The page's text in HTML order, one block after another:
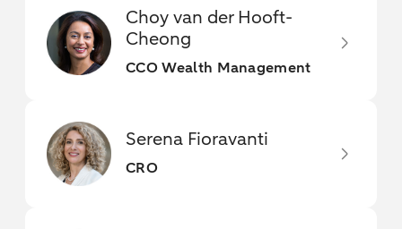
Choy van der Hooft-
Cheong
CCO Wealth Management
Serena Fioravanti
CRO